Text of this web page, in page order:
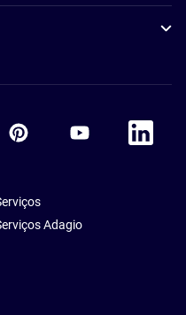
Accor Youtube
Accor
Adagio